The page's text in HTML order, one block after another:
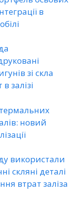
в
зі скла
залізі
новий
використали
скляні деталі
втрат заліза